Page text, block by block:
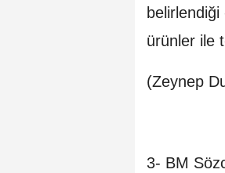
ürünler ile
(Zeynep
3- BM